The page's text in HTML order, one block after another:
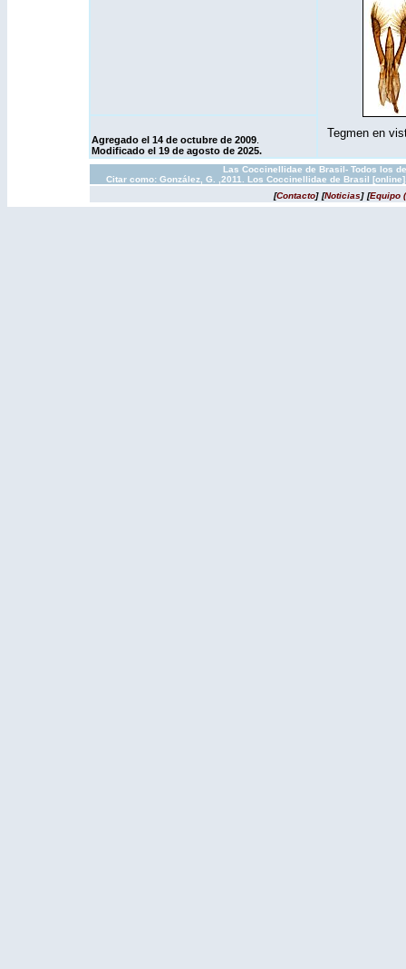
Tegmen en
Agregado el 14 de octubre de 2009.
Modificado el 19 de agosto de 2025.
Las Coccinellidae de Brasil- Todos los
Citar como: González, G. ,2011. Los Coccinellidae de Brasil
[Contacto] [Noticias] [Equipo